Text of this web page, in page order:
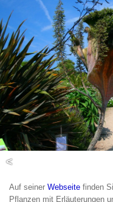
<
Auf seiner Webseite finden
Pflanzen mit Erläuterungen